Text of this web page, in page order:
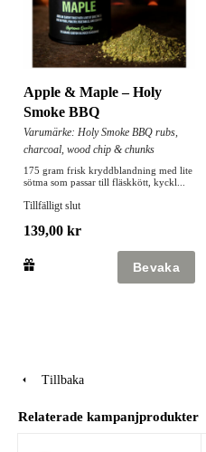
Apple & Maple – Holy
Smoke BBQ
Varumärke: Holy Smoke BBQ rubs,
charcoal, wood chip & chunks
175 gram frisk kryddblandning med lite
sötma som passar till fläskkött, kyckl...
Tillfälligt slut
139,00 kr
Tillbaka
Relaterade kampanjprodukter